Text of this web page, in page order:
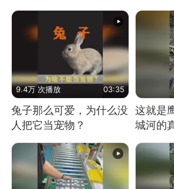
拉着全美下火坑
9.4万 次播放 03:35
兔子那么可爱，为什么没
人把它当宠物？
这就是
城河的